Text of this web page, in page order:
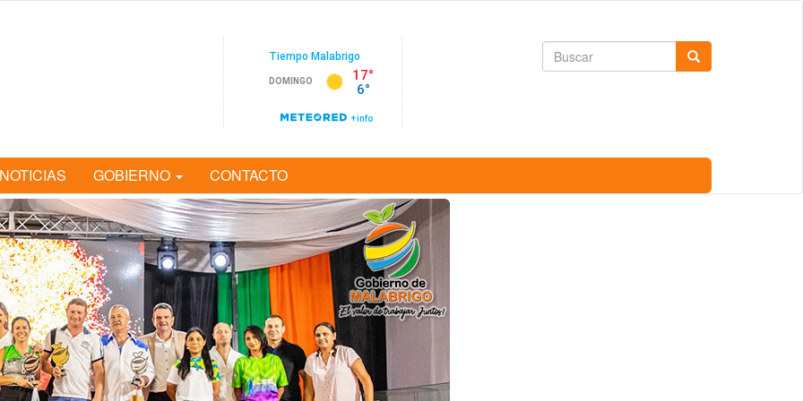
Formulario
NOTICIAS GOBIERNO CONTACTO